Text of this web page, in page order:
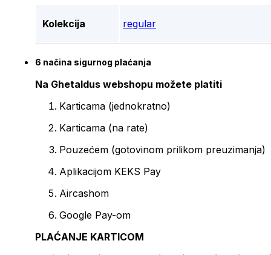
Kolekcija regular
6 načina sigurnog plaćanja
Na Ghetaldus webshopu možete platiti
Karticama (jednokratno)
Karticama (na rate)
Pouzećem (gotovinom prilikom preuzimanja)
Aplikacijom KEKS Pay
Aircashom
Google Pay-om
PLAĆANJE KARTICOM